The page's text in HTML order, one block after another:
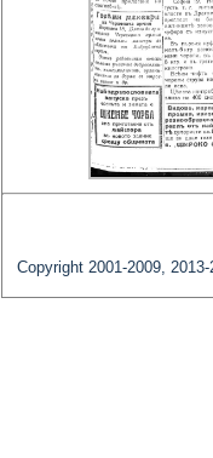
Copyright 2001-2009,